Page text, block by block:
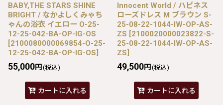
BABY,THE STARS SHINE
BRIGHT / なかよしくみゃち
ゃんの浴衣 イエロー O-25-
12-25-042-BA-OP-IG-OS
[2100080000069854-O-25-
12-25-042-BA-OP-IG-OS]
55,000円 (税込)
カートに入れる
Innocent World / ハピネス
ローズドレス M ブラウン S-
25-08-22-1044-IW-OP-AS-
ZS [2100020000023822-S-
25-08-22-1044-IW-OP-AS-
ZS]
49,500円 (税込)
カートに入れる